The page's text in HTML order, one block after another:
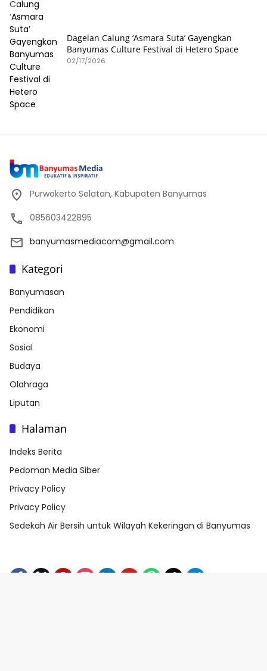
Dagelan Calung ‘Asmara Suta’ Gayengkan
Banyumas Culture Festival di Hetero Space
02/17/2026
Purwokerto Selatan, Kabupaten Banyumas
085603422895
banyumasmediacom@gmail.com
Kategori
Banyumasan
Pendidikan
Ekonomi
Sosial
Budaya
Olahraga
Liputan
Halaman
Indeks Berita
Pedoman Media Siber
Privacy Policy
Privacy Policy
Sedekah Air Bersih untuk Wilayah Kekeringan di Banyumas